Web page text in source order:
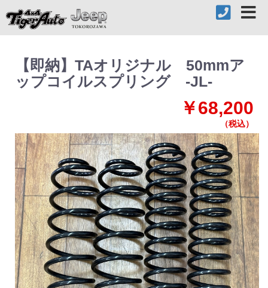
【即納】TAオリジナル 50mmア
ップコイルスプリング -JL-
￥68,200
（税込）